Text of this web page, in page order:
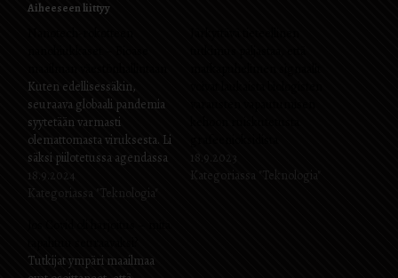
Aiheeseen liittyy
Kuten edellisessäkin,
seuraava globaali pandemia
syytetään varmasti
olemattomasta viruksesta. Li
säksi piilotetussa agendassa
"virusta" käytetään tekosyynä
maailman väestön
kuten la Quinta Columna,
18.9.2024
Kategoriassa "Teknologia"
18.9.2023
Kategoriassa "Teknologia"
Tutkijat ympäri maailmaa